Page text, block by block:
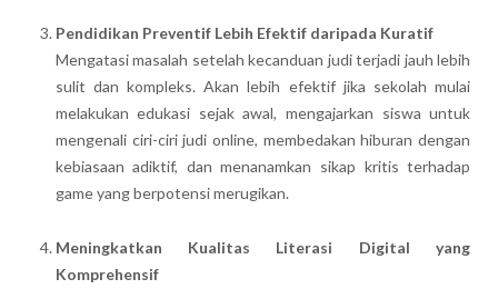
Pendidikan Preventif Lebih Efektif daripada Kuratif
Mengatasi masalah setelah kecanduan judi terjadi jauh lebih
sulit dan kompleks. Akan lebih efektif jika sekolah mulai
melakukan edukasi sejak awal, mengajarkan siswa untuk
mengenali ciri-ciri judi online, membedakan hiburan dengan
kebiasaan adiktif, dan menanamkan sikap kritis terhadap
game yang berpotensi merugikan.
Meningkatkan Kualitas Literasi Digital yang
Komprehensif